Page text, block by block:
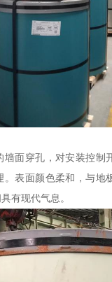
墙面穿孔，对安装控制
。表面颜色柔和，与地
有现代气息。